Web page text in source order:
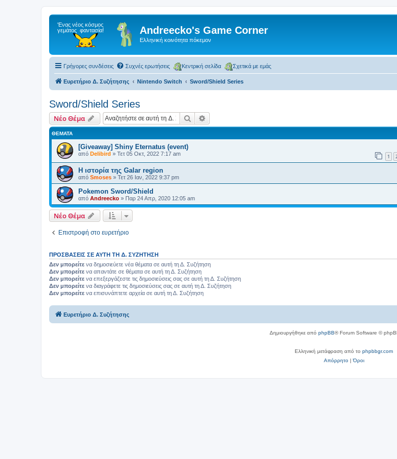
Andreecko's Game Corner
Ελληνική κοινότητα πόκεμον
Γρήγορες συνδέσεις Συχνές ερωτήσεις Κεντρική σελίδα Σχετικά με εμάς
Ευρετήριο Δ. Συζήτησης Nintendo Switch Sword/Shield Series
Sword/Shield Series
Νέο Θέμα Αναζήτηση
ΘΈΜΑΤΑ
[Giveaway] Shiny Eternatus (event)
από Delibird » Τετ 05 Οκτ, 2022 7:17 am 1
Η ιστορία της Galar region
από Smoses » Τετ 26 Ιαν, 2022 9:37 pm
Pokemon Sword/Shield
από Andreecko » Παρ 24 Απρ, 2020 12:05 am
Νέο Θέμα
Επιστροφή στο ευρετήριο
ΠΡΟΣΒΆΣΕΙΣ ΣΕ ΑΥΤΉ ΤΗ Δ. ΣΥΖΉΤΗΣΗ
Δεν μπορείτε να δημοσιεύετε νέα θέματα σε αυτή τη Δ. Συζήτηση
Δεν μπορείτε να απαντάτε σε θέματα σε αυτή τη Δ. Συζήτηση
Δεν μπορείτε να επεξεργάζεστε τις δημοσιεύσεις σας σε αυτή τη Δ. Συζήτηση
Δεν μπορείτε να διαγράφετε τις δημοσιεύσεις σας σε αυτή τη Δ. Συζήτηση
Δεν μπορείτε να επισυνάπτετε αρχεία σε αυτή τη Δ. Συζήτηση
Ευρετήριο Δ. Συζήτησης
Δημιουργήθηκε από phpBB® Forum Software ©
Ελληνική μετάφραση από το phpbbgr.com
Απόρρητο|Όροι